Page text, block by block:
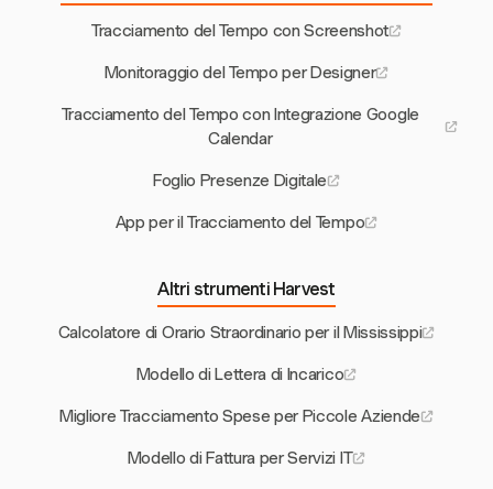
Tracciamento del Tempo con Screenshot
Monitoraggio del Tempo per Designer
Tracciamento del Tempo con Integrazione Google
Calendar
Foglio Presenze Digitale
App per il Tracciamento del Tempo
Altri strumenti Harvest
Calcolatore di Orario Straordinario per il Mississippi
Modello di Lettera di Incarico
Migliore Tracciamento Spese per Piccole Aziende
Modello di Fattura per Servizi IT